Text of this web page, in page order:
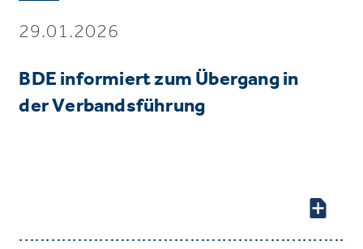
29.01.2026
BDE informiert zum Übergang in
der Verbandsführung